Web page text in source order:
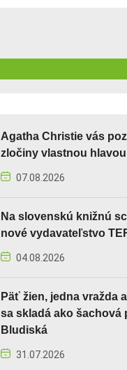
Agatha Christie vás
zločiny vlastnou hlavou
07.08.2026
Na slovenskú knižnú
nové vydavateľstvo
04.08.2026
Päť žien, jedna vražda
sa skladá ako šachová
Bludiská
31.07.2026